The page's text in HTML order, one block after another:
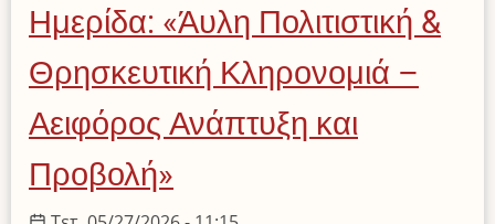
1η
Ιουνίου
2026
Ημερίδα: «Άυλη Πολιτιστική &
Θρησκευτική Κληρονομιά –
Αειφόρος Ανάπτυξη και
Προβολή»